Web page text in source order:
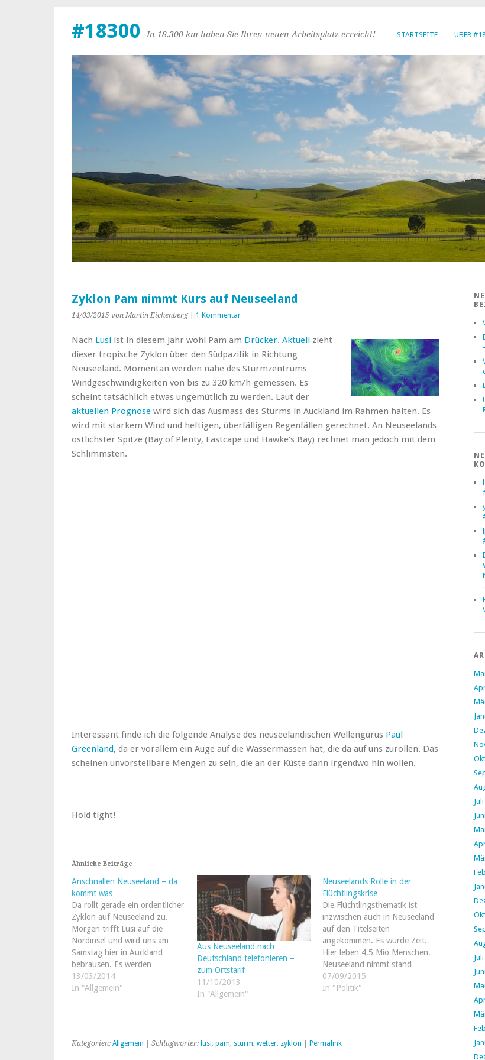
STARTSEITE ÜBER
#18300 In 18.300 km haben Sie Ihren neuen Arbeitsplatz erreicht!
Zyklon Pam nimmt Kurs auf Neuseeland
14/03/2015 von Martin Eichenberg 1 Kommentar
Nach Lusi ist in diesem Jahr wohl Pam am Drücker. Aktuell zieht
dieser tropische Zyklon über den Südpazifik in Richtung
Neuseeland. Momentan werden nahe des Sturmzentrums
Windgeschwindigkeiten von bis zu 320 km/h gemessen. Es
scheint tatsächlich etwas ungemütlich zu werden. Laut der
aktuellen Prognose wird sich das Ausmass des Sturms in Auckland im Rahmen halten. Es
wird mit starkem Wind und heftigen, überfälligen Regenfällen gerechnet. An Neuseelands
östlichster Spitze (Bay of Plenty, Eastcape und Hawke’s Bay) rechnet man jedoch mit dem
Schlimmsten.
Interessant finde ich die folgende Analyse des neuseeländischen Wellengurus Paul
Greenland, da er vorallem ein Auge auf die Wassermassen hat, die da auf uns zurollen. Das
scheinen unvorstellbare Mengen zu sein, die an der Küste dann irgendwo hin wollen.
Hold tight!
Ähnliche Beiträge
Anschnallen Neuseeland – da
kommt was
Da rollt gerade ein ordentlicher
Zyklon auf Neuseeland zu.
Morgen trifft Lusi auf die
Nordinsel und wird uns am
Samstag hier in Auckland
bebrausen. Es werden
Windgeschwindigkeiten bis zu
180 km/h gehandelt. Ich weiss
13/03/2014
In "Allgemein"
Aus Neuseeland nach
Deutschland telefonieren –
zum Ortstarif
11/10/2013
In "Allgemein"
Neuseelands Rolle in der
Flüchtlingskrise
Die Flüchtlingsthematik ist
inzwischen auch in Neuseeland
auf den Titelseiten
angekommen. Es wurde Zeit.
Hier leben 4,5 Mio Menschen.
Neuseeland nimmt stand
gestern pro Jahr 750
Flüchtlinge auf. Diese werden
Flüchtlinge aus Syrien
07/09/2015
In "Politik"
Kategorien: Allgemein | Schlagwörter: lusi, pam, sturm, wetter, zyklon Permalink